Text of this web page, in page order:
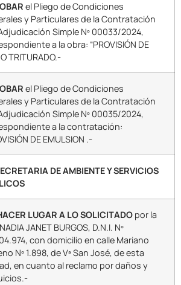
el Pliego de Condiciones
y Particulares de la Contratación
Simple Nº 00033/2024,
a la obra: “PROVISIÓN DE
TRITURADO.-
el Pliego de Condiciones
y Particulares de la Contratación
Simple Nº 00035/2024,
a la contratación:
DE EMULSION .-
DE AMBIENTE Y SERVICIOS
LUGAR A LO SOLICITADO por la
JANET BURGOS, D.N.I. Nº
con domicilio en calle Mariano
Nº 1.898, de Vª San José, de esta
en cuanto al reclamo por daños y